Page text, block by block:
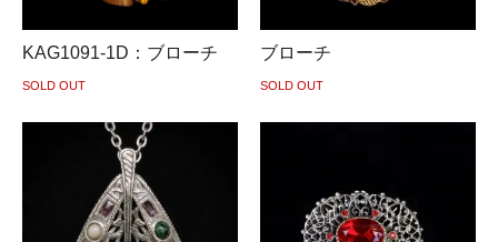
KAG1091-1D：ブローチ
SOLD OUT
ブローチ
SOLD OUT